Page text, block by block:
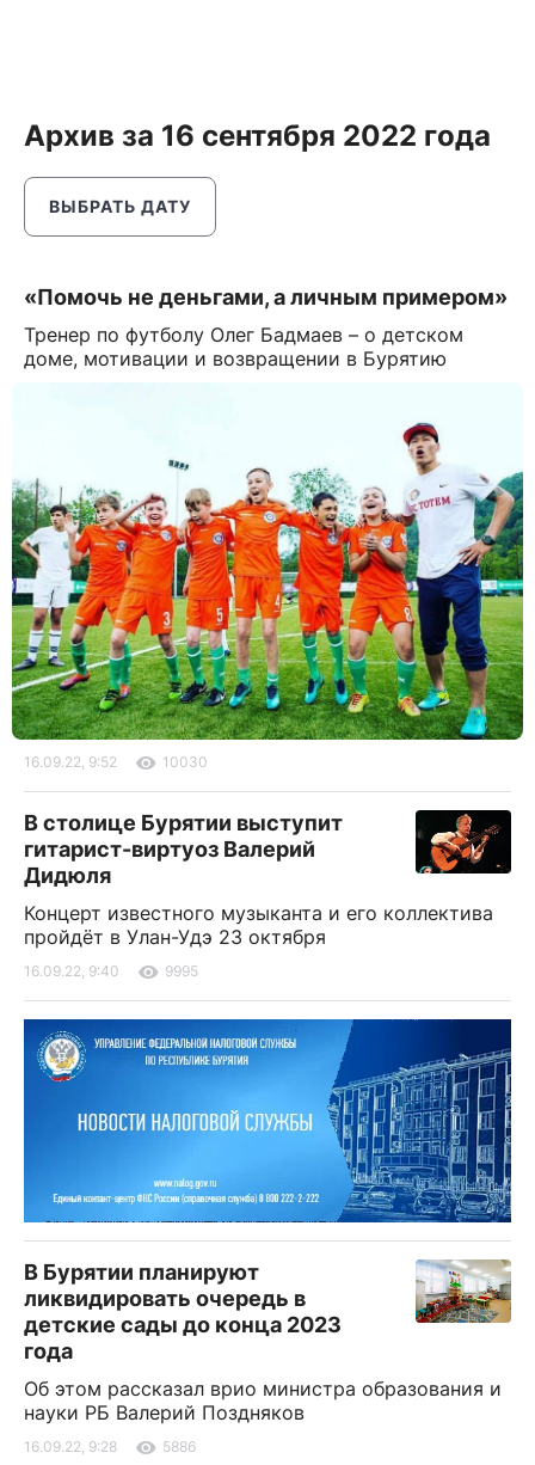
Архив за 16 сентября 2022 года
ВЫБРАТЬ ДАТУ
«Помочь не деньгами, а личным примером»
Тренер по футболу Олег Бадмаев – о детском
доме, мотивации и возвращении в Бурятию
16.09.22, 9:52 10030
В столице Бурятии выступит
гитарист-виртуоз Валерий
Дидюля
Концерт известного музыканта и его коллектива
пройдёт в Улан-Удэ 23 октября
16.09.22, 9:40 9995
В Бурятии планируют
ликвидировать очередь в
детские сады до конца 2023
года
Об этом рассказал врио министра образования и
науки РБ Валерий Поздняков
16.09.22, 9:28 5886